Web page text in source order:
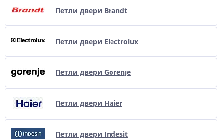
Петли двери Brandt
Петли двери Electrolux
Петли двери Gorenje
Петли двери Haier
Петли двери Indesit